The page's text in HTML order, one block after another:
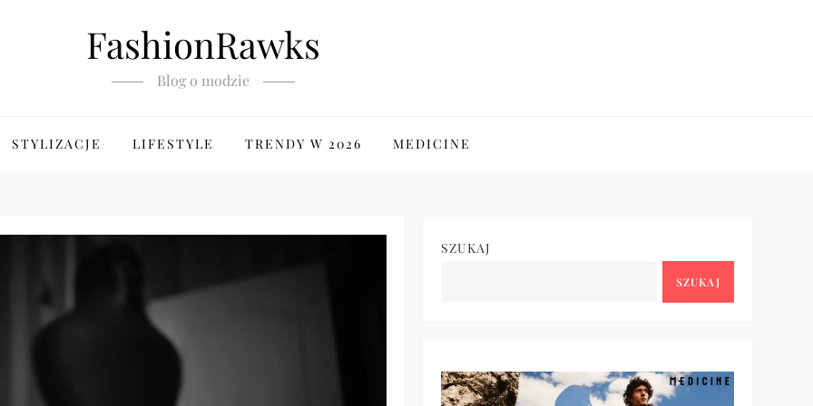
FashionRawks
Blog o modzie
STYLIZACJE LIFESTYLE TRENDY W 2026 MEDICINE
SZUKAJ
SZUKAJ